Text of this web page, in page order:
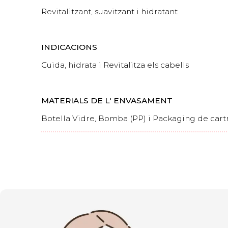
Revitalitzant, suavitzant i hidratant
INDICACIONS
Cuida, hidrata i Revitalitza els cabells
MATERIALS DE L' ENVASAMENT
Botella Vidre, Bomba (PP) i Packaging de